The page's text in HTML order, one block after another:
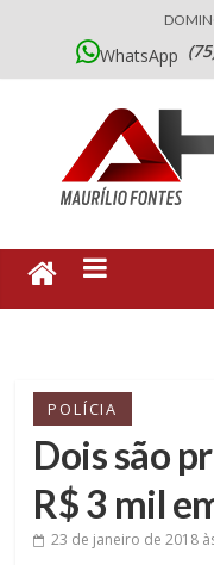
WhatsApp
POLÍCIA
Dois são
R$ 3 mil
23 de janeiro de 2018